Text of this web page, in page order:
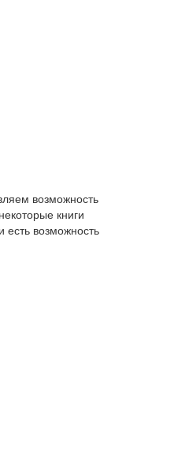
возможность
книги
есть возможность